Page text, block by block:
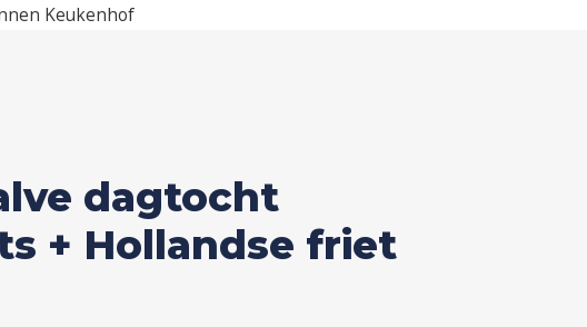
Keukenhof
dagtocht
+ Hollandse friet